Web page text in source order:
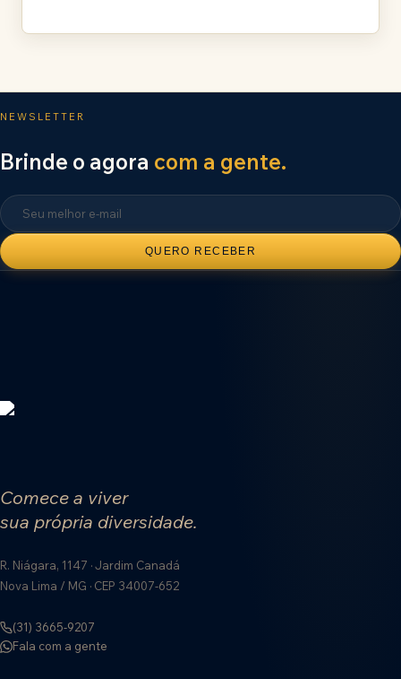
NEWSLETTER
Brinde o agora com a gente.
QUERO RECEBER
Comece a viver
sua própria diversidade.
R. Niágara, 1147 · Jardim Canadá
Nova Lima / MG · CEP 34007-652
(31) 3665-9207
Fala com a gente